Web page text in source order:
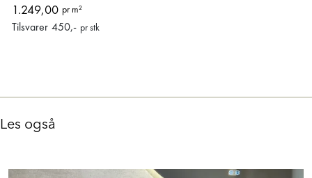
1.249,00 pr m²
Tilsvarer 450,- pr stk
Les også